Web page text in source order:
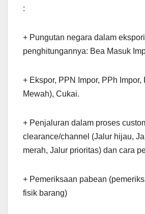
:
+ Pungutan negara dalam
penghitungannya: Bea Masuk
+ Ekspor, PPN Impor, PPh Impor,
Mewah), Cukai.
+ Penjaluran dalam proses
clearance/channel (Jalur hijau,
merah, Jalur prioritas) dan cara
+ Pemeriksaan pabean
fisik barang)